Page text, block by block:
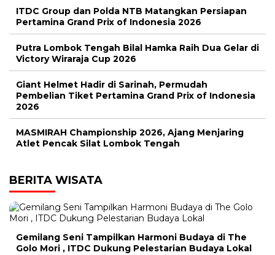
ITDC Group dan Polda NTB Matangkan Persiapan
Pertamina Grand Prix of Indonesia 2026
Putra Lombok Tengah Bilal Hamka Raih Dua Gelar di
Victory Wiraraja Cup 2026
Giant Helmet Hadir di Sarinah, Permudah
Pembelian Tiket Pertamina Grand Prix of Indonesia
2026
MASMIRAH Championship 2026, Ajang Menjaring
Atlet Pencak Silat Lombok Tengah
BERITA WISATA
Gemilang Seni Tampilkan Harmoni Budaya di The
Golo Mori , ITDC Dukung Pelestarian Budaya Lokal